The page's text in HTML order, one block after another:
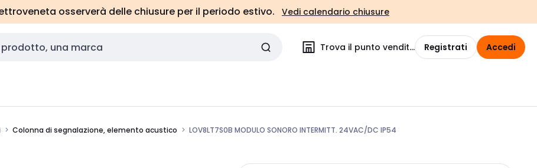
osserverà delle chiusure per il periodo estivo. Vedi calendario chiusure
Trova il punto vendita Registrati Accedi
Colonna di segnalazione, elemento acustico LOV8LT7S0B MODULO SONORO INTERMITT. 24VAC/DC IP54